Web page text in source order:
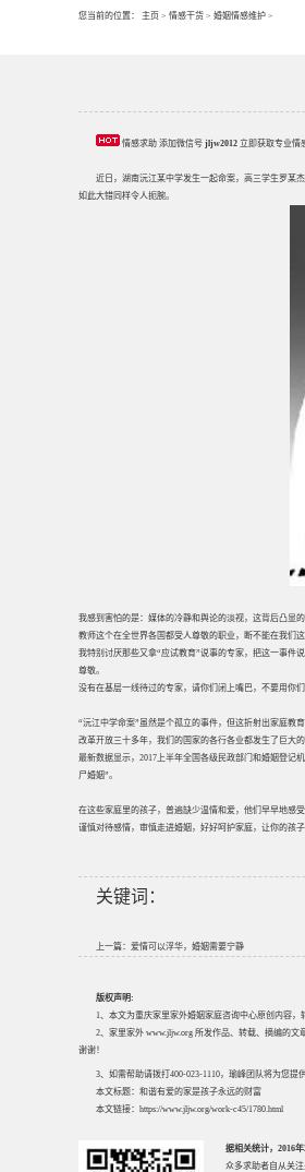
您当前的位置： 主页 > 情感干货 > 婚姻情感维护 >
情感求助 添加微信号 jljw2012 立即获取专业情
近日，湖南沅江某中学发生一起命案，高三学生罗某
如此大错同样令人扼腕。
我感到害怕的是：媒体的冷静和舆论的淡视，这背后凸显
教师这个在全世界各国都受人尊敬的职业，断不能在我们
我特别讨厌那些又拿“应试教育”说事的专家，把这一事件
尊敬。
没有在基层一线待过的专家，请你们闭上嘴巴，不要用你
“沅江中学命案”虽然是个孤立的事件，但这折射出家庭教
改革开放三十多年，我们的国家的各行各业都发生了巨大
最新数据显示，2017上半年全国各级民政部门和婚姻登记
尸婚姻”。
在这些家庭里的孩子，普遍缺少温情和爱，他们早早地感
谨慎对待感情，审慎走进婚姻，好好呵护家庭，让你的孩
关键词：
上一篇： 爱情可以浮华，婚姻需要宁静
版权声明:
1、本文为重庆家里家外婚姻家庭咨询中心原创内容，
2、家里家外 www.jljw.org 所发作品、转载、摘编的
谢谢！
3、如需帮助请拨打400-023-1110，瑜峰团队将为您
本文标题： 和谐有爱的家是孩子永远的财富
本文链接： https://www.jljw.org/work-c45/1780.html
据相关统计，2016
众多求助者自从关